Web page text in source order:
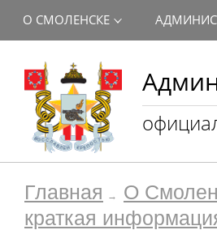
О СМОЛЕНСКЕ
Главная О
краткая